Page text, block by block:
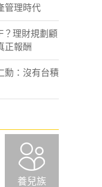
管理時代
？理財規劃顧
正報酬
勳：沒有台積
養兒族